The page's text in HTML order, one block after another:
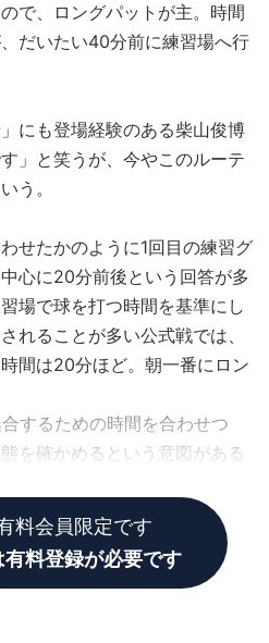
で、ロングパットが主。時間
だいたい40分前に練習場へ行
にも登場経験のある柴山俊博
」と笑うが、今やこのルーテ
う。
せたかのように1回目の練習グ
心に20分前後という回答が多
場で球を打つ時間を基準にし
れることが多い公式戦では、
間は20分ほど。朝一番にロン
するための時間を合わせつ
を確かめるという意図がある
料会員限定です
料登録が必要です